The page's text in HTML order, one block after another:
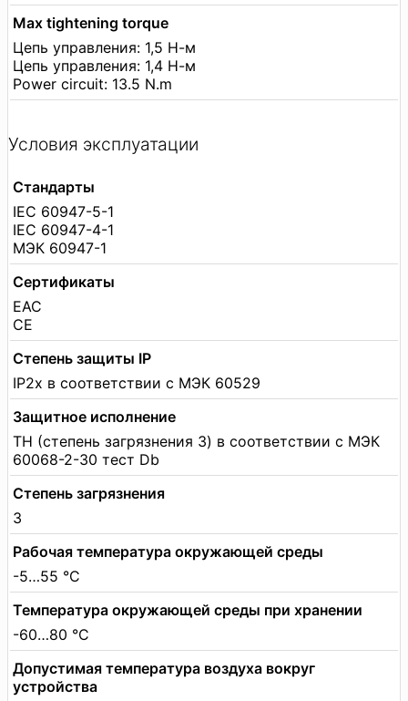
Max tightening torque
Цепь управления: 1,5 Н-м
Цепь управления: 1,4 Н-м
Power circuit: 13.5 N.m
Условия эксплуатации
Стандарты
IEC 60947-5-1
IEC 60947-4-1
МЭК 60947-1
Сертификаты
EAC
CE
Степень защиты IP
IP2x в соответствии с МЭК 60529
Защитное исполнение
TH (степень загрязнения 3) в соответствии с МЭК
60068-2-30 тест Db
Степень загрязнения
3
Рабочая температура окружающей среды
-5…55 °C
Температура окружающей среды при хранении
-60…80 °C
Допустимая температура воздуха вокруг
устройства